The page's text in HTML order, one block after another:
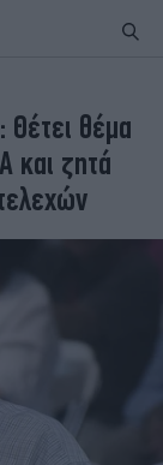
EDITION
ΑΓΩΝΕΣ
Θέτει θέμα
και ζητά